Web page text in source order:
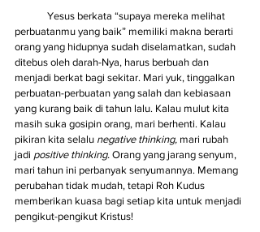
perbuatanmu yang baik” memiliki makna berarti
orang yang hidupnya sudah diselamatkan, sudah
ditebus oleh darah-Nya, harus berbuah dan
menjadi berkat bagi sekitar. Mari yuk, tinggalkan
perbuatan-perbuatan yang salah dan kebiasaan
yang kurang baik di tahun lalu. Kalau mulut kita
masih suka gosipin orang, mari berhenti. Kalau
pikiran kita selalu negative thinking, mari rubah
jadi positive thinking. Orang yang jarang senyum,
mari tahun ini perbanyak senyumannya. Memang
perubahan tidak mudah, tetapi Roh Kudus
memberikan kuasa bagi setiap kita untuk menjadi
pengikut-pengikut Kristus!